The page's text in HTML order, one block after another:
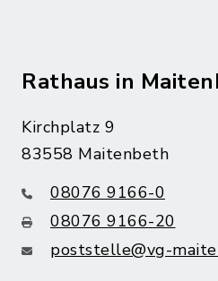
Rathaus in
Kirchplatz 9
83558 Maitenbeth
08076 9166-0
08076 9166-20
poststelle@vg-